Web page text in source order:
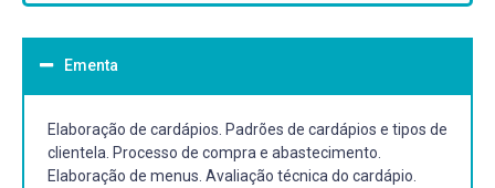
Ementa
Elaboração de cardápios. Padrões de cardápios e tipos de
clientela. Processo de compra e abastecimento.
Elaboração de menus. Avaliação técnica do cardápio.